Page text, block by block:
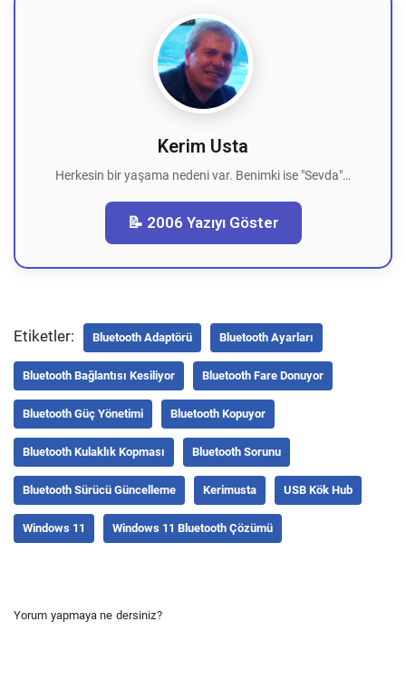
Kerim Usta
Herkesin bir yaşama nedeni var. Benimki ise "Sevda"…
📝 2006 Yazıyı Göster
Etiketler: Bluetooth Adaptörü Bluetooth Ayarları
Bluetooth Bağlantısı Kesiliyor Bluetooth Fare Donuyor
Bluetooth Güç Yönetimi Bluetooth Kopuyor
Bluetooth Kulaklık Kopması Bluetooth Sorunu
Bluetooth Sürücü Güncelleme Kerimusta USB Kök Hub
Windows 11 Windows 11 Bluetooth Çözümü
Yorum yapmaya ne dersiniz?